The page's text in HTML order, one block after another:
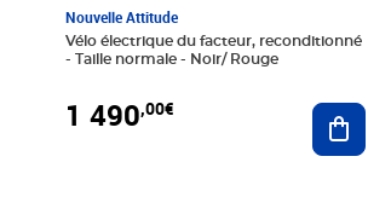
Nouvelle Attitude
Vélo électrique du facteur, reconditionné
- Taille normale - Noir/ Rouge
1 490,00€